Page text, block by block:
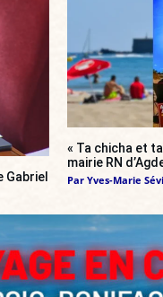
Gabriel
« Ta chicha et
mairie RN
Par Yves-Marie